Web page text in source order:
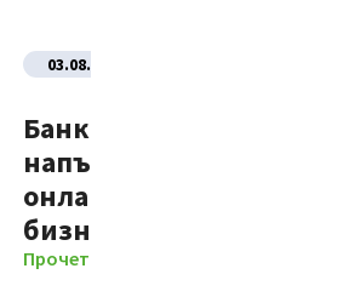
03.08.2026
Банка ДСК стартира
напълно
онлайн процес за нови
бизнес клиенти
Прочети повече